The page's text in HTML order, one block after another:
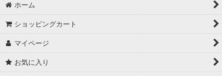
ホーム
ショッピングカート
マイページ
お気に入り